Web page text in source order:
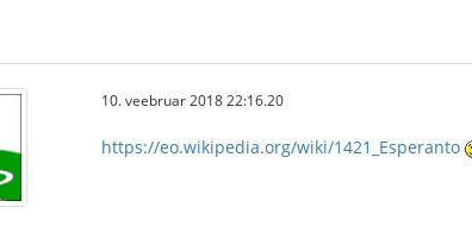
10. veebruar 2018 22:16.20
https://eo.wikipedia.org/wiki/1421_Esperanto